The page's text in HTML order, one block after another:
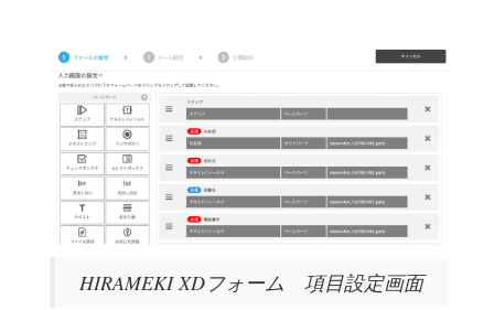
HIRAMEKI XDフォーム 項目設定画面